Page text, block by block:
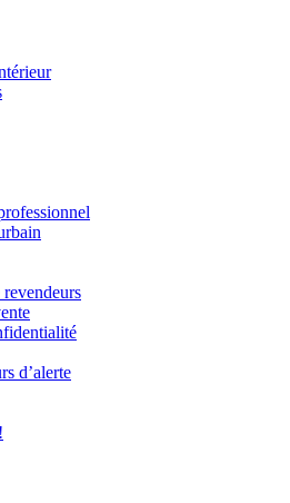
d’alerte